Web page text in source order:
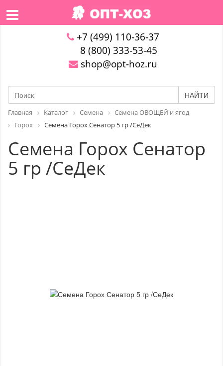
+7 (499) 110-36-37
8 (800) 333-53-45
shop@opt-hoz.ru
НАЙТИ
Главная Каталог Семена
Семена ОВОЩЕЙ и ягод
Горох
Семена Горох Сенатор 5 гр /СеДек
Семена Горох Сенатор
5 гр /СеДек